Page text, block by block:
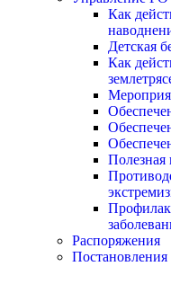
Как
Детская
Как
Распоряжения
Постановления